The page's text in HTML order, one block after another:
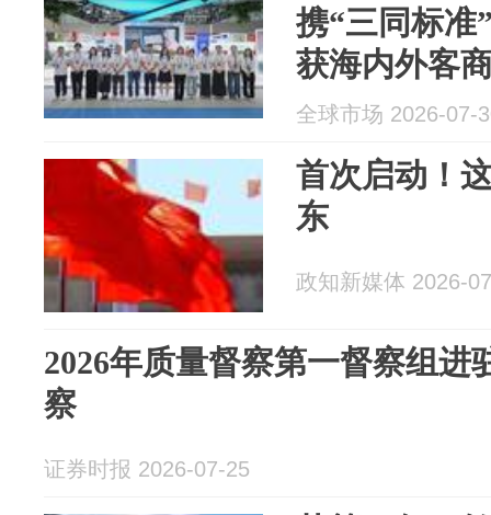
携“三同标准
获海内外客
全球市场 2026-07-
首次启动！
东
政知新媒体 2026-
2026年质量督察第一督察组进
察
证券时报 2026-07-25